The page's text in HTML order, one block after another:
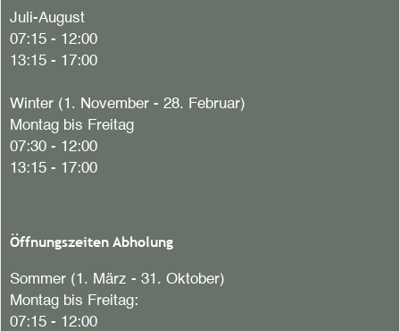
Juli-August
07:15 - 12:00
13:15 - 17:00
Winter (1. November - 28. Februar)
Montag bis Freitag
07:30 - 12:00
13:15 - 17:00
Öffnungszeiten Abholung
Sommer (1. März - 31. Oktober)
Montag bis Freitag:
07:15 - 12:00